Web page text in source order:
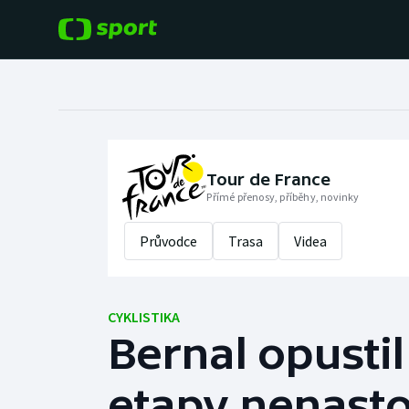
Hokej
Tenis
Atletika
Cyklistika
Baseball a softbal
Basketbal
Box
Tour de France
Přímé přenosy, příběhy, novinky
Průvodce Trasa Videa
CYKLISTIKA
Bernal